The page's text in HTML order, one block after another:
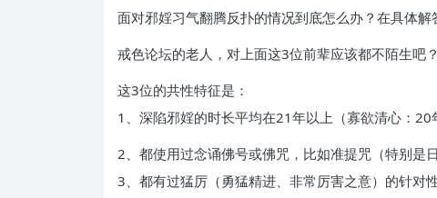
面对邪婬习气翻腾反扑的情况到底怎么办？在具体
戒色论坛的老人，对上面这3位前辈应该都不陌生吧
这3位的共性特征是：
1、深陷邪婬的时长平均在21年以上（寡欲清心：
2、都使用过念诵佛号或佛咒，比如准提咒（特别是
3、都有过猛厉（勇猛精进、非常厉害之意）的针对